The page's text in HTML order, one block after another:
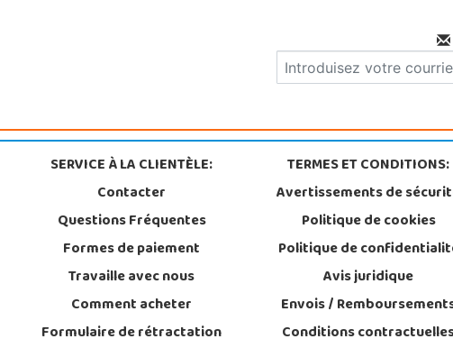
SERVICE À LA CLIENTÈLE:
Contacter
Questions Fréquentes
Formes de paiement
Travaille avec nous
Comment acheter
TERMES ET CONDITIONS:
Avertissements de
Politique de cookies
Politique de
Avis juridique
Envois /